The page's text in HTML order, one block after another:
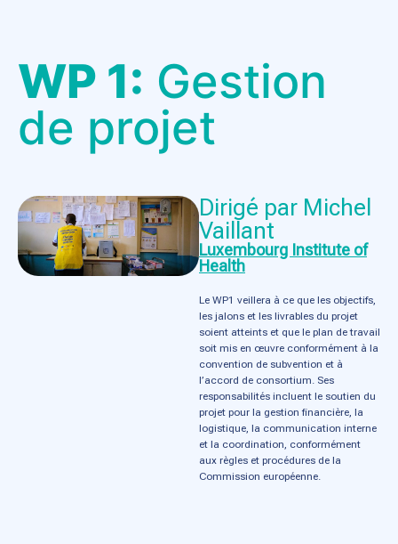
WP 1: Gestion
de projet
Dirigé par Michel
Vaillant
Luxembourg Institute of
Health
Le WP1 veillera à ce que les objectifs,
les jalons et les livrables du projet
soient atteints et que le plan de travail
soit mis en œuvre conformément à la
convention de subvention et à
l’accord de consortium. Ses
responsabilités incluent le soutien du
projet pour la gestion financière, la
logistique, la communication interne
et la coordination, conformément
aux règles et procédures de la
Commission européenne.